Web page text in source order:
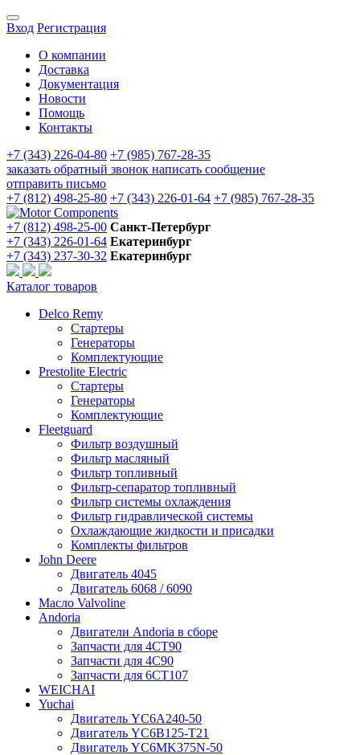
Вход Регистрация
О компании
Доставка
Документация
Новости
Помощь
Контакты
+7 (343) 226-04-80 +7 (985) 767-28-35
заказать обратный звонок написать сообщение
отправить письмо
+7 (812) 498-25-80 +7 (343) 226-01-64 +7 (985) 767-28-35
+7 (812) 498-25-00 Санкт-Петербург
+7 (343) 226-01-64 Екатеринбург
+7 (343) 237-30-32 Екатеринбург
Каталог товаров
Delco Remy
Стартеры
Генераторы
Комплектующие
Prestolite Electric
Стартеры
Генераторы
Комплектующие
Fleetguard
Фильтр воздушный
Фильтр масляный
Фильтр топливный
Фильтр-сепаратор топливный
Фильтр системы охлаждения
Фильтр гидравлической системы
Охлаждающие жидкости и присадки
Комплекты фильтров
John Deere
Двигатель 4045
Двигатель 6068 / 6090
Масло Valvoline
Andoria
Двигатели Andoria в сборе
Запчасти для 4CT90
Запчасти для 4С90
Запчасти для 6CT107
WEICHAI
Yuchai
Двигатель YC6A240-50
Двигатель YC6B125-T21
Двигатель YC6MK375N-50